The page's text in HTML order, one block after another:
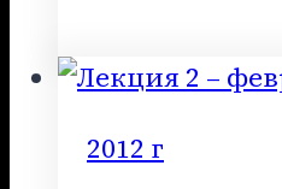
2012 г